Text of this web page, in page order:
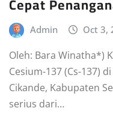
Admin Oct 3,
Oleh: Bara Winatha*)
Cesium-137 (Cs-137)
Cikande, Kabupaten
serius dari…